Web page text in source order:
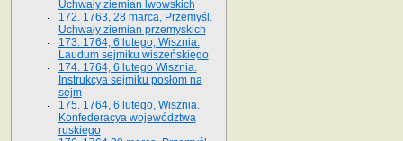
Uchwały ziemian lwowskich
172. 1763, 28 marca, Przemyśl.
Uchwały ziemian przemyskich
173. 1764, 6 lutego, Wisznia.
Laudum sejmiku wiszeńskiego
174. 1764, 6 lutego Wisznia.
Instrukcya sejmiku posłom na
sejm
175. 1764, 6 lutego, Wisznia.
Konfederacya województwa
ruskiego